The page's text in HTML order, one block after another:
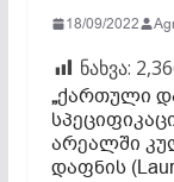
18/09/2022
ნახვა:
„ქართული
არეალში
დაფნის